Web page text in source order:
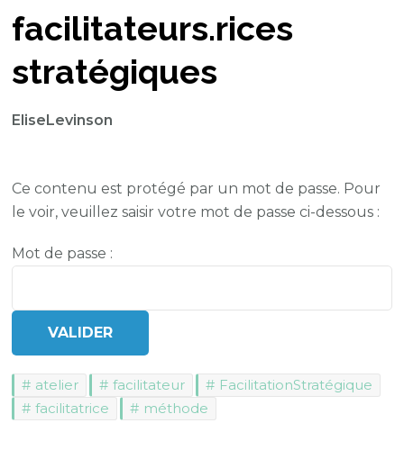
facilitateurs.rices
stratégiques
EliseLevinson
Ce contenu est protégé par un mot de passe. Pour
le voir, veuillez saisir votre mot de passe ci-dessous :
Mot de passe :
atelier facilitateur
FacilitationStratégique
facilitatrice
méthode